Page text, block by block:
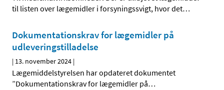
til listen over lægemidler i forsyningssvigt, hvor det…
Dokumentationskrav for lægemidler på
udleveringstilladelse
| 13. november 2024 |
Lægemiddelstyrelsen har opdateret dokumentet
”Dokumentationskrav for lægemidler på…